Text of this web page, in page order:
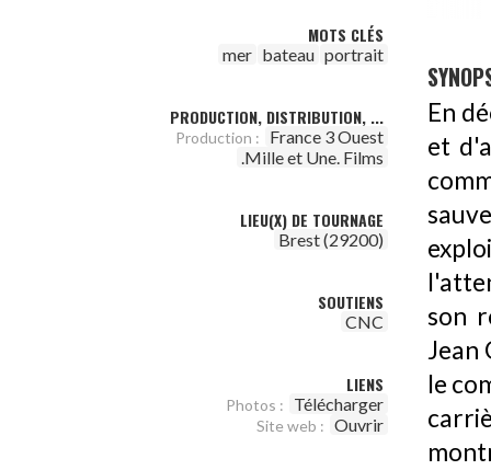
MOTS CLÉS
mer bateau portrait
PRODUCTION, DISTRIBUTION, ...
Production :
France 3 Ouest
.Mille et Une. Films
LIEU(X) DE TOURNAGE
Brest (29200)
SOUTIENS
CNC
LIENS
Photos : Télécharger
Site web : Ouvrir
En
et
son
Jean
le